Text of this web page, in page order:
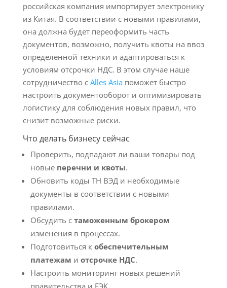
российская компания импортирует электронику
из Китая. В соответствии с новыми правилами,
она должна будет переоформить часть
документов, возможно, получить квоты на ввоз
определенной техники и адаптироваться к
условиям отсрочки НДС. В этом случае наше
сотрудничество с Alles Asia поможет быстро
настроить документооборот и оптимизировать
логистику для соблюдения новых правил, что
снизит возможные риски.
Что делать бизнесу сейчас
Проверить, подпадают ли ваши товары под
новые перечни и квоты.
Обновить коды ТН ВЭД и необходимые
документы в соответствии с новыми
правилами.
Обсудить с таможенным брокером
изменения в процессах.
Подготовиться к обеспечительным
платежам и отсрочке НДС.
Настроить мониторинг новых решений
правительства и ЕЭК.